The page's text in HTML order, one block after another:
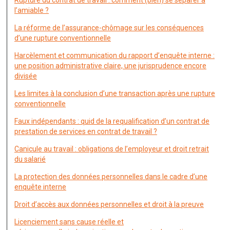
l’amiable ?
La réforme de l’assurance-chômage sur les conséquences
d’une rupture conventionnelle
Harcèlement et communication du rapport d’enquête interne :
une position administrative claire, une jurisprudence encore
divisée
Les limites à la conclusion d’une transaction après une rupture
conventionnelle
Faux indépendants : quid de la requalification d’un contrat de
prestation de services en contrat de travail ?
Canicule au travail : obligations de l’employeur et droit retrait
du salarié
La protection des données personnelles dans le cadre d’une
enquête interne
Droit d’accès aux données personnelles et droit à la preuve
Licenciement sans cause réelle et